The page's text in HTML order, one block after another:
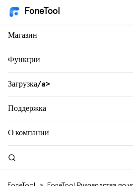
FoneTool
Магазин
Функции
Загрузка/a>
Поддержка
О компании